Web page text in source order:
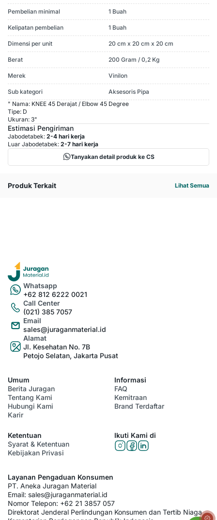
Pembelian minimal 1 Buah
Kelipatan pembelian 1 Buah
Dimensi per unit 20 cm x 20 cm x 20 cm
Berat 200 Gram / 0,2 Kg
Merek Vinilon
Sub kategori
Aksesoris Pipa
" Nama: KNEE 45 Derajat / Elbow 45 Degree
Tipe: D
Ukuran: 3"
Estimasi Pengiriman
Jabodetabek: 2-4 hari kerja
Luar Jabodetabek: 2-7 hari kerja
Tanyakan detail produk ke CS
Produk Terkait Lihat Semua
Whatsapp
+62 812 6222 0021
Call Center
(021) 385 7057
Email
sales@juraganmaterial.id
Alamat
Jl. Kesehatan No. 7B
Petojo Selatan, Jakarta Pusat
Umum
Berita Juragan
Tentang Kami
Hubungi Kami
Karir
Informasi
FAQ
Kemitraan
Brand Terdaftar
Ketentuan
Syarat & Ketentuan
Kebijakan Privasi
Ikuti Kami di
Layanan Pengaduan Konsumen
PT. Aneka Juragan Material
Email: sales@juraganmaterial.id
Nomor Telepon: +62 21 3857 057
Direktorat Jenderal Perlindungan Konsumen dan Tertib Niaga